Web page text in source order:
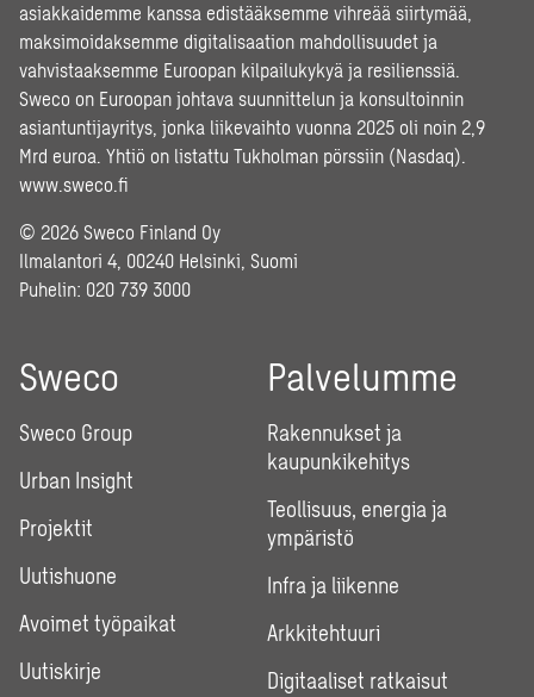
asiakkaidemme kanssa edistääksemme vihreää siirtymää,
maksimoidaksemme digitalisaation mahdollisuudet ja
vahvistaaksemme Euroopan kilpailukykyä ja resilienssiä.
Sweco on Euroopan johtava suunnittelun ja konsultoinnin
asiantuntijayritys, jonka liikevaihto vuonna 2025 oli noin 2,9
Mrd euroa. Yhtiö on listattu Tukholman pörssiin (Nasdaq).
www.sweco.fi
© 2026 Sweco Finland Oy
Ilmalantori 4, 00240 Helsinki, Suomi
Puhelin: 020 739 3000
Sweco
Sweco Group
Urban Insight
Projektit
Uutishuone
Avoimet työpaikat
Uutiskirje
Palvelumme
Rakennukset ja
kaupunkikehitys
Teollisuus, energia ja
ympäristö
Infra ja liikenne
Arkkitehtuuri
Digitaaliset ratkaisut